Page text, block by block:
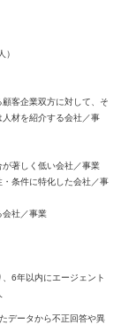
）
客企業双方に対して、そ
材を紹介する会社／事
が著しく低い会社／事業
・条件に特化した会社／事
会社／事業
6年以内にエージェント
データから不正回答や異